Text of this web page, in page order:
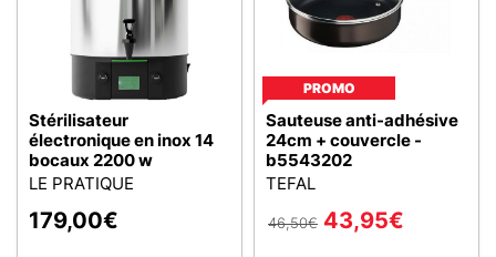
Stérilisateur
électronique en inox 14
bocaux 2200 w
LE PRATIQUE
179,00€
PROMO
Sauteuse anti-adhésive
24cm + couvercle -
b5543202
TEFAL
46,50€ 43,95€